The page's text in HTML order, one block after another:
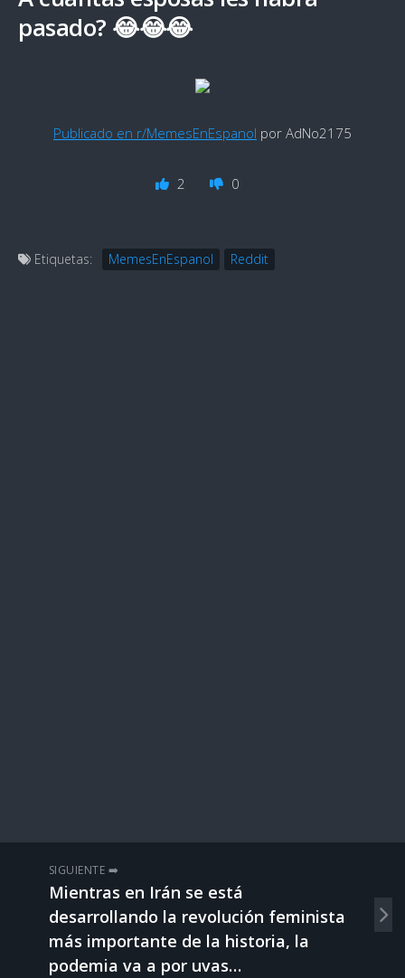
pasado? 😂😂😂
Publicado en r/MemesEnEspanol por AdNo2175
2 0
Etiquetas: MemesEnEspanol Reddit
SIGUIENTE ➡️
Mientras en Irán se está
desarrollando la revolución feminista
más importante de la historia, la
podemia va a por uvas…